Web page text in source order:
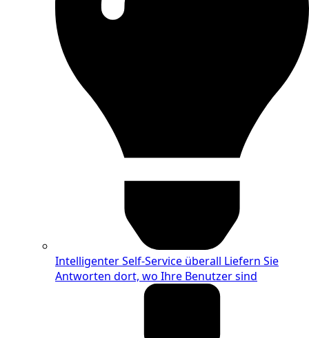
Intelligenter Self-Service überall Liefern Sie
Antworten dort, wo Ihre Benutzer sind